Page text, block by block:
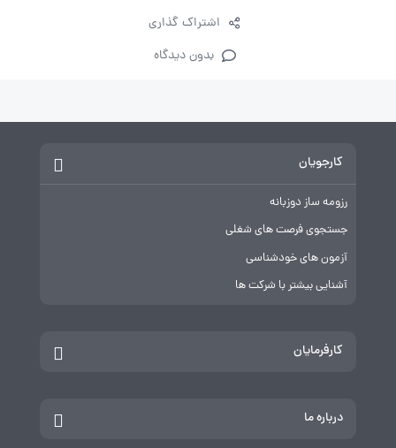
اشتراک گذاری
بدون دیدگاه
کارجویان
رزومه ساز دوزبانه
جستجوی فرصت های شغلی
آزمون های خودشناسی
آشنایی بیشتر با شرکت ها
کارفرمایان
درباره ما